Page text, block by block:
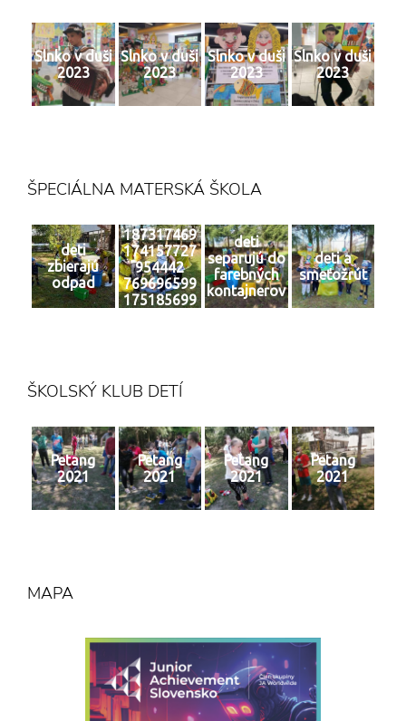
Slnko v duši
2023
Slnko v duši
2023
Slnko v duši
2023
Slnko v duši
2023
ŠPECIÁLNA MATERSKÁ ŠKOLA
deti
zbierajú
odpad
187317469
174157727
954442
769696599
175185699
deti
separujú do
farebných
kontajnerov
deti a
smeťožrút
ŠKOLSKÝ KLUB DETÍ
Petang
2021
Petang
2021
Petang
2021
Petang
2021
MAPA